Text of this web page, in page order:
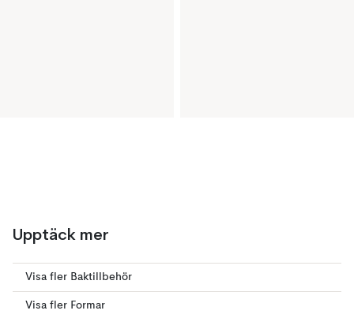
Upptäck mer
Visa fler Baktillbehör
Visa fler Formar